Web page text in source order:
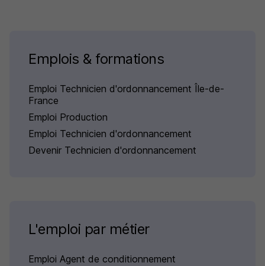
Emplois & formations
Emploi Technicien d'ordonnancement Île-de-
France
Emploi Production
Emploi Technicien d'ordonnancement
Devenir Technicien d'ordonnancement
L'emploi par métier
Emploi Agent de conditionnement